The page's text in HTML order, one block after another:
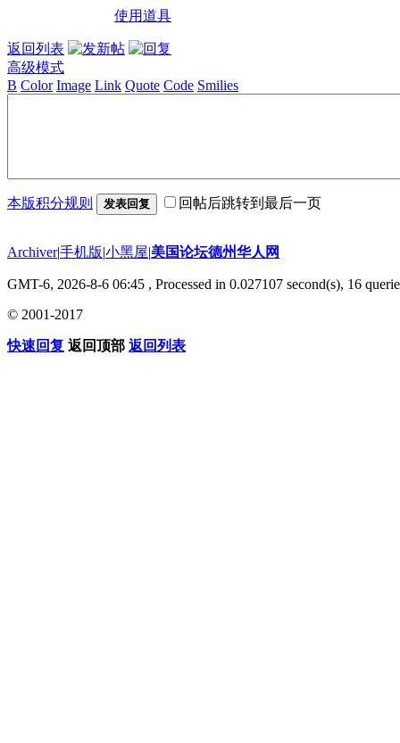
使用道具
返回列表
高级模式
B Color Image Link Quote Code Smilies
本版积分规则 发表回复 回帖后跳转到最后一页
Archiver|手机版|小黑屋|美国论坛德州华人网
GMT-6, 2026-8-6 06:45 , Processed in 0.027107 second(s), 16
© 2001-2017
快速回复 返回顶部 返回列表